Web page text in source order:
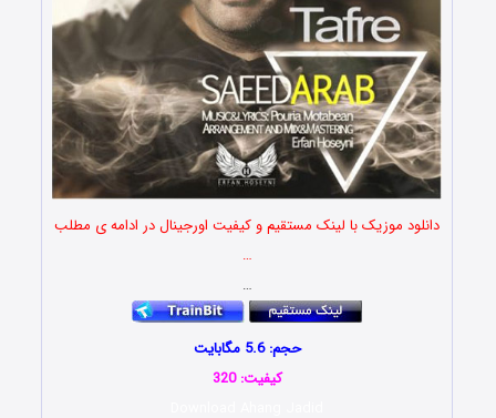
دانلود موزیک با لینک مستقیم و کیفیت اورجینال در ادامه ی مطلب
…
…
حجم: 5.6 مگابایت
کیفیت: 320